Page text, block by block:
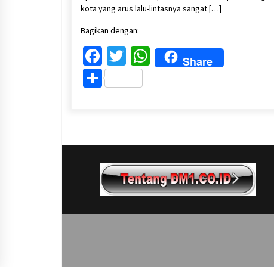
kota yang arus lalu-lintasnya sangat […]
Bagikan dengan:
Facebook
Twitter
WhatsApp
Share
Share